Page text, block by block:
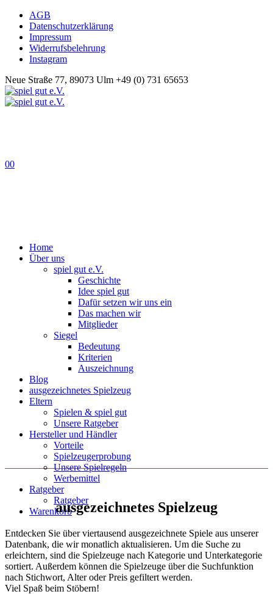
AGB
Datenschutzerklärung
Impressum
Widerrufsbelehrung
Instagram
Neue Straße 77, 89073 Ulm +49 (0) 731 65653
00
Home
Über uns
spiel gut e.V.
Geschichte
Idee spiel gut
Dafür setzen wir uns ein
Das machen wir
Mitglieder
Siegel
Bedeutung
Kriterien
Auszeichnung
Blog
ausgezeichnetes Spielzeug
Eltern
Spielen & spiel gut
Unsere Ratgeber
Hersteller und Händler
Vorteile
Spielzeugerprobung
Unsere Spielregeln
Werbemittel
Ratgeber
Ratgeber
Warenkorbausgezeichnetes Spielzeug
Entdecken Sie über viertausend ausgezeichnete Spiele aus unserer
Datenbank, die wir monatlich aktualisieren. Um die Suche zu
erleichtern, sind die Spielzeuge nach Kategorie und Unterkategorie
sortiert. Außerdem können die Spielzeuge über die Suchfunktion
nach Stichwort, Alter oder Preis gefiltert werden.
Viel Spaß beim Stöbern!